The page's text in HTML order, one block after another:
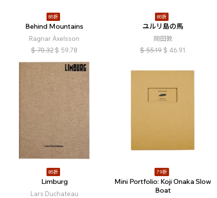
85折
Behind Mountains
Ragnar Axelsson
$ 70.32 $ 59.78
85折
ユルリ島の馬
岡田敦
$ 55.19 $ 46.91
85折
Limburg
Lars Duchateau
79折
Mini Portfolio: Koji Onaka Slow
Boat